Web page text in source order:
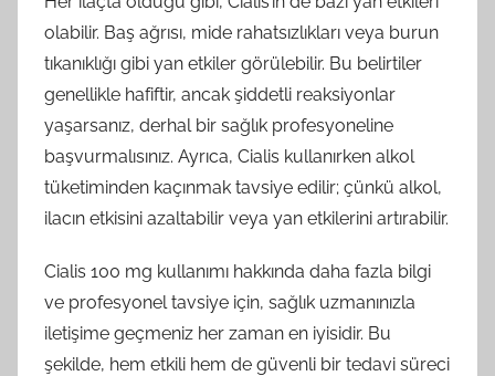
olabilir. Baş ağrısı, mide rahatsızlıkları veya burun
tıkanıklığı gibi yan etkiler görülebilir. Bu belirtiler
genellikle hafiftir, ancak şiddetli reaksiyonlar
yaşarsanız, derhal bir sağlık profesyoneline
başvurmalısınız. Ayrıca, Cialis kullanırken alkol
tüketiminden kaçınmak tavsiye edilir; çünkü alkol,
ilacın etkisini azaltabilir veya yan etkilerini artırabilir.
Cialis 100 mg kullanımı hakkında daha fazla bilgi
ve profesyonel tavsiye için, sağlık uzmanınızla
iletişime geçmeniz her zaman en iyisidir. Bu
şekilde, hem etkili hem de güvenli bir tedavi süreci